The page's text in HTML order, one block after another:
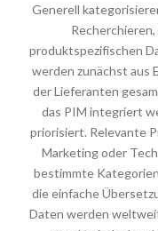
Generell
produktspezifischen
werden zunächst aus
der Lieferanten
das PIM integriert
priorisiert. Relevante
Marketing oder
bestimmte
die einfache
Daten werden